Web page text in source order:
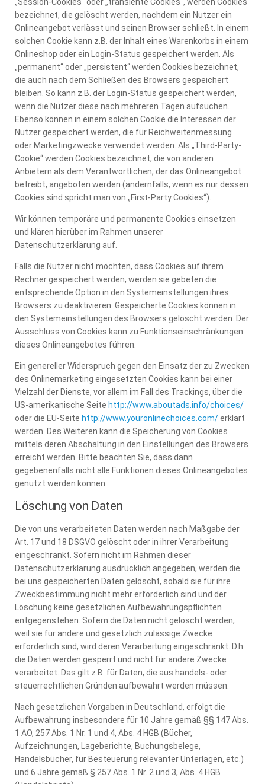
bezeichnet, die gelöscht werden, nachdem ein Nutzer ein
Onlineangebot verlässt und seinen Browser schließt. In einem
solchen Cookie kann z.B. der Inhalt eines Warenkorbs in einem
Onlineshop oder ein Login-Status gespeichert werden. Als
„permanent“ oder „persistent“ werden Cookies bezeichnet,
die auch nach dem Schließen des Browsers gespeichert
bleiben. So kann z.B. der Login-Status gespeichert werden,
wenn die Nutzer diese nach mehreren Tagen aufsuchen.
Ebenso können in einem solchen Cookie die Interessen der
Nutzer gespeichert werden, die für Reichweitenmessung
oder Marketingzwecke verwendet werden. Als „Third-Party-
Cookie“ werden Cookies bezeichnet, die von anderen
Anbietern als dem Verantwortlichen, der das Onlineangebot
betreibt, angeboten werden (andernfalls, wenn es nur dessen
Cookies sind spricht man von „First-Party Cookies“).
Wir können temporäre und permanente Cookies einsetzen
und klären hierüber im Rahmen unserer
Datenschutzerklärung auf.
Falls die Nutzer nicht möchten, dass Cookies auf ihrem
Rechner gespeichert werden, werden sie gebeten die
entsprechende Option in den Systemeinstellungen ihres
Browsers zu deaktivieren. Gespeicherte Cookies können in
den Systemeinstellungen des Browsers gelöscht werden. Der
Ausschluss von Cookies kann zu Funktionseinschränkungen
dieses Onlineangebotes führen.
Ein genereller Widerspruch gegen den Einsatz der zu Zwecken
des Onlinemarketing eingesetzten Cookies kann bei einer
Vielzahl der Dienste, vor allem im Fall des Trackings, über die
US-amerikanische Seite http://www.aboutads.info/choices/
oder die EU-Seite http://www.youronlinechoices.com/erklärt
werden. Des Weiteren kann die Speicherung von Cookies
mittels deren Abschaltung in den Einstellungen des Browsers
erreicht werden. Bitte beachten Sie, dass dann
gegebenenfalls nicht alle Funktionen dieses Onlineangebotes
genutzt werden können.
Löschung von Daten
Die von uns verarbeiteten Daten werden nach Maßgabe der
Art. 17 und 18 DSGVO gelöscht oder in ihrer Verarbeitung
eingeschränkt. Sofern nicht im Rahmen dieser
Datenschutzerklärung ausdrücklich angegeben, werden die
bei uns gespeicherten Daten gelöscht, sobald sie für ihre
Zweckbestimmung nicht mehr erforderlich sind und der
Löschung keine gesetzlichen Aufbewahrungspflichten
entgegenstehen. Sofern die Daten nicht gelöscht werden,
weil sie für andere und gesetzlich zulässige Zwecke
erforderlich sind, wird deren Verarbeitung eingeschränkt. D.h.
die Daten werden gesperrt und nicht für andere Zwecke
verarbeitet. Das gilt z.B. für Daten, die aus handels- oder
steuerrechtlichen Gründen aufbewahrt werden müssen.
Nach gesetzlichen Vorgaben in Deutschland, erfolgt die
Aufbewahrung insbesondere für 10 Jahre gemäß §§ 147 Abs.
1 AO, 257 Abs. 1 Nr. 1 und 4, Abs. 4 HGB (Bücher,
Aufzeichnungen, Lageberichte, Buchungsbelege,
Handelsbücher, für Besteuerung relevanter Unterlagen, etc.)
und 6 Jahre gemäß § 257 Abs. 1 Nr. 2 und 3, Abs. 4 HGB